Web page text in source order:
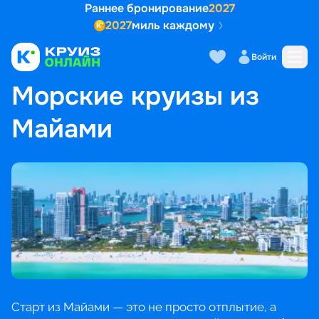
Раннее бронирование2027
2027миль каждому
Войти
ГЛАВНАЯ • ПОПУЛЯРНЫЕ НАПРАВЛЕНИЯ
МОРСКИЕ КРУИЗЫ ИЗ МАЙАМИ
Морские круизы из
Майами
Старт из Майами — это не просто отплытие, а